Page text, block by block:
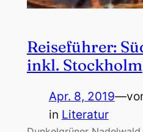
Reiseführer:
inkl. Stockholm
Apr. 8, 2019—
in Literatur